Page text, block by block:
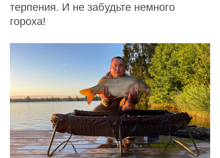
терпения. И не забудьте немного
гороха!